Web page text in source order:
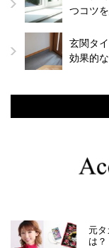
つコツ
玄関タ
効果的
元
は